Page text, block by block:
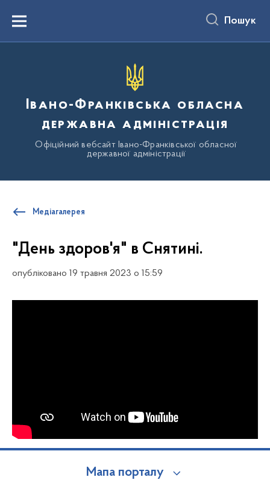
вмістуMenu Пошук
Івано-Франківська обласна
державна адміністрація
Офіційний вебсайт Івано-Франківської обласної
державної адміністрації
Медіагалерея
"День здоров'я" в Снятині.
опубліковано 19 травня 2023 о 15:59
Мапа порталу